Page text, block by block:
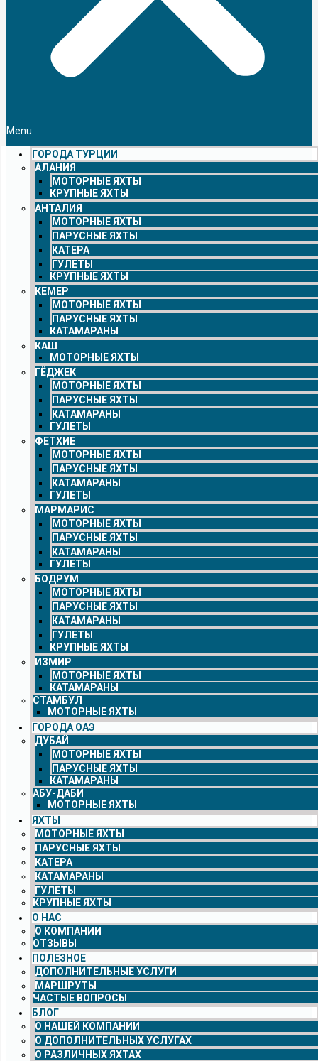
Menu
ГОРОДА ТУРЦИИ
АЛАНИЯ
МОТОРНЫЕ ЯХТЫ
КРУПНЫЕ ЯХТЫ
АНТАЛИЯ
МОТОРНЫЕ ЯХТЫ
ПАРУСНЫЕ ЯХТЫ
КАТЕРА
ГУЛЕТЫ
КРУПНЫЕ ЯХТЫ
КЕМЕР
МОТОРНЫЕ ЯХТЫ
ПАРУСНЫЕ ЯХТЫ
КАТАМАРАНЫ
КАШ
МОТОРНЫЕ ЯХТЫ
ГЁДЖЕК
МОТОРНЫЕ ЯХТЫ
ПАРУСНЫЕ ЯХТЫ
КАТАМАРАНЫ
ГУЛЕТЫ
ФЕТХИЕ
МОТОРНЫЕ ЯХТЫ
ПАРУСНЫЕ ЯХТЫ
КАТАМАРАНЫ
ГУЛЕТЫ
МАРМАРИС
МОТОРНЫЕ ЯХТЫ
ПАРУСНЫЕ ЯХТЫ
КАТАМАРАНЫ
ГУЛЕТЫ
БОДРУМ
МОТОРНЫЕ ЯХТЫ
ПАРУСНЫЕ ЯХТЫ
КАТАМАРАНЫ
ГУЛЕТЫ
КРУПНЫЕ ЯХТЫ
ИЗМИР
МОТОРНЫЕ ЯХТЫ
КАТАМАРАНЫ
СТАМБУЛ
МОТОРНЫЕ ЯХТЫ
ГОРОДА ОАЭ
ДУБАЙ
МОТОРНЫЕ ЯХТЫ
ПАРУСНЫЕ ЯХТЫ
КАТАМАРАНЫ
АБУ-ДАБИ
МОТОРНЫЕ ЯХТЫ
ЯХТЫ
МОТОРНЫЕ ЯХТЫ
ПАРУСНЫЕ ЯХТЫ
КАТЕРА
КАТАМАРАНЫ
ГУЛЕТЫ
КРУПНЫЕ ЯХТЫ
О НАС
О КОМПАНИИ
ОТЗЫВЫ
ПОЛЕЗНОЕ
ДОПОЛНИТЕЛЬНЫЕ УСЛУГИ
МАРШРУТЫ
ЧАСТЫЕ ВОПРОСЫ
БЛОГ
О НАШЕЙ КОМПАНИИ
О ДОПОЛНИТЕЛЬНЫХ УСЛУГАХ
О РАЗЛИЧНЫХ ЯХТАХ